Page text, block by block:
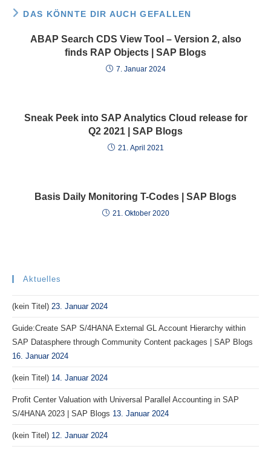
DAS KÖNNTE DIR AUCH GEFALLEN
ABAP Search CDS View Tool – Version 2, also
finds RAP Objects | SAP Blogs
7. Januar 2024
Sneak Peek into SAP Analytics Cloud release for
Q2 2021 | SAP Blogs
21. April 2021
Basis Daily Monitoring T-Codes | SAP Blogs
21. Oktober 2020
Aktuelles
(kein Titel) 23. Januar 2024
Guide:Create SAP S/4HANA External GL Account Hierarchy within
SAP Datasphere through Community Content packages | SAP Blogs
16. Januar 2024
(kein Titel) 14. Januar 2024
Profit Center Valuation with Universal Parallel Accounting in SAP
S/4HANA 2023 | SAP Blogs 13. Januar 2024
(kein Titel) 12. Januar 2024